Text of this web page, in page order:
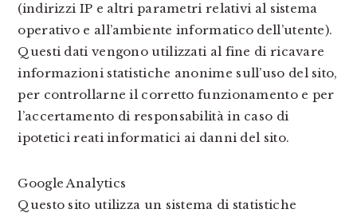
(indirizzi IP e altri parametri relativi al sistema
operativo e all’ambiente informatico dell’utente).
Questi dati vengono utilizzati al fine di ricavare
informazioni statistiche anonime sull’uso del sito,
per controllarne il corretto funzionamento e per
l’accertamento di responsabilità in caso di
ipotetici reati informatici ai danni del sito.
Google Analytics
Questo sito utilizza un sistema di statistiche